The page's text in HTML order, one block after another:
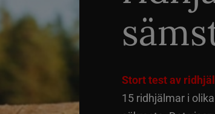
Stort test av
15 ridhjälmar i